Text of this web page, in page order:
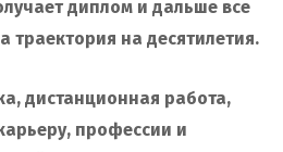
диплом и дальше все
на десятилетия.
дистанционная работа,
профессии и